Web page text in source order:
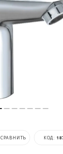
СРАВНИТЬ КОД: